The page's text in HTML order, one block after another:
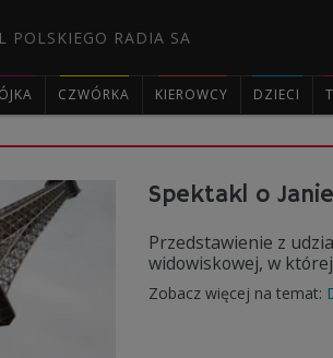
POLSKIEGO RADIA SA
CZWÓRKA KIEROWCY DZIECI
Spektakl o
Przedstawienie z
widowiskowej, w
Zobacz więcej na temat: